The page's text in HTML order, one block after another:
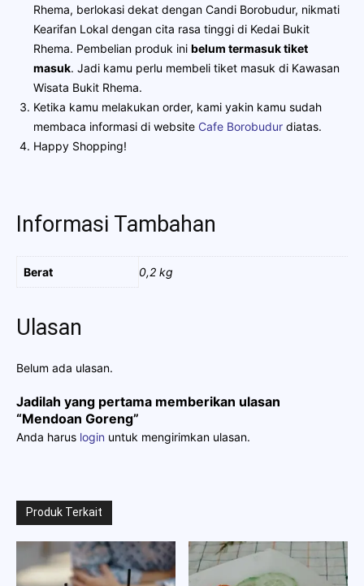
Rhema, berlokasi dekat dengan Candi Borobudur, nikmati
Kearifan Lokal dengan cita rasa tinggi di Kedai Bukit
Rhema. Pembelian produk ini belum termasuk tiket
masuk. Jadi kamu perlu membeli tiket masuk di Kawasan
Wisata Bukit Rhema.
Ketika kamu melakukan order, kami yakin kamu sudah
membaca informasi di website Cafe Borobudur diatas.
Happy Shopping!
Informasi Tambahan
Berat 0,2 kg
Ulasan
Belum ada ulasan.
Jadilah yang pertama memberikan ulasan
“Mendoan Goreng”
Anda harus login untuk mengirimkan ulasan.
Produk Terkait